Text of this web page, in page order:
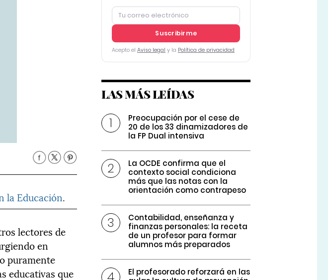
la Educación.
lectores de
en
puramente
educativas que
Suscribirme
Acepto el Aviso legal y la Política de privacidad
LAS MÁS LEÍDAS
Preocupación por el cese de
20 de los 33 dinamizadores de
la FP Dual intensiva
La OCDE confirma que el
contexto social condiciona
más que las notas con la
orientación como contrapeso
Contabilidad, enseñanza y
finanzas personales: la receta
de un profesor para formar
alumnos más preparados
El profesorado reforzará en las